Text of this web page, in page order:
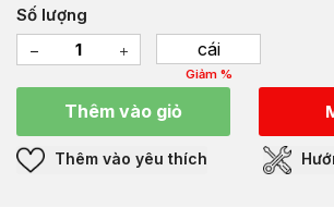
Số lượng
cái
Giảm %
Thêm vào giỏ
Thêm vào yêu thích